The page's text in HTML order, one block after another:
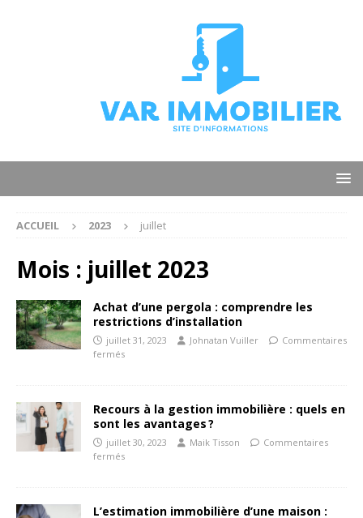
ACCUEIL 2023 juillet
Mois : juillet 2023
Achat d’une pergola : comprendre les
restrictions d’installation
juillet 31, 2023 Johnatan Vuiller
Commentaires
fermés
Recours à la gestion immobilière : quels en
sont les avantages ?
juillet 30, 2023 Maik Tisson
Commentaires
fermés
L’estimation immobilière d’une maison :